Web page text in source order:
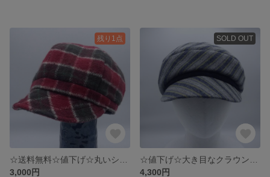
残り1点
3,000円
SOLD OUT
4,300円